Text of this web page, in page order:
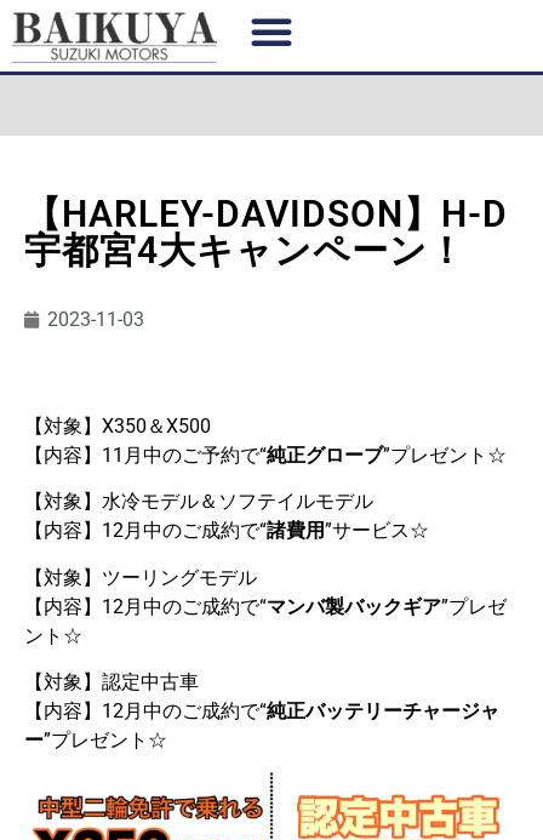
【HARLEY-DAVIDSON】H-D
宇都宮4大キャンペーン！
2023-11-03
【対象】X350＆X500
【内容】11月中のご予約で“純正グローブ”プレゼント☆
【対象】水冷モデル＆ソフテイルモデル
【内容】12月中のご成約で“諸費用”サービス☆
【対象】ツーリングモデル
【内容】12月中のご成約で“マンバ製バックギア”プレゼ
ント☆
【対象】認定中古車
【内容】12月中のご成約で“純正バッテリーチャージャ
ー”プレゼント☆